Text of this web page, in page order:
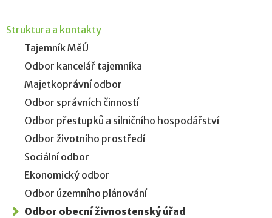
Struktura a kontakty
Tajemník MěÚ
Odbor kancelář tajemníka
Majetkoprávní odbor
Odbor správních činností
Odbor přestupků a silničního hospodářství
Odbor životního prostředí
Sociální odbor
Ekonomický odbor
Odbor územního plánování
Odbor obecní živnostenský úřad